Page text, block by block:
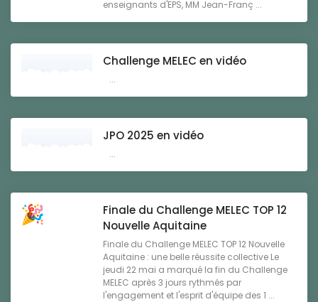
enseignants d'EPS, MM Jean-Franç ...
Challenge MELEC en vidéo
...
JPO 2025 en vidéo
...
Finale du Challenge MELEC TOP 12
Nouvelle Aquitaine
Finale du Challenge MELEC TOP 12 Nouvelle
Aquitaine : une belle réussite collective Le
jeudi 22 mai a marqué la fin du Challenge
MELEC après 3 jours rythmés par
l'engagement et l'esprit d'équipe des 1 ...